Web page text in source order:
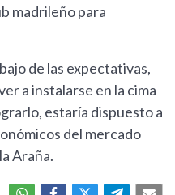
madrileño para
de las expectativas,
a instalarse en la cima
estaría dispuesto a
del mercado
Araña.